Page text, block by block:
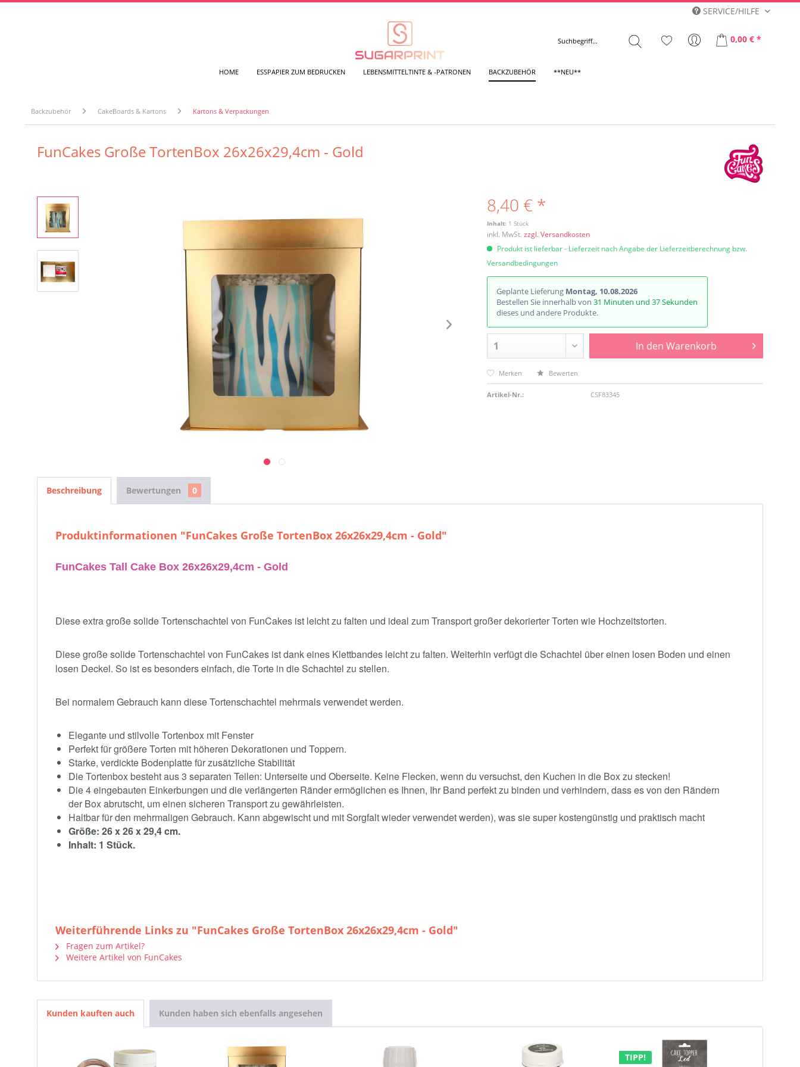
SERVICE/HILFE
0,00 € *
HOME ESSPAPIER ZUM BEDRUCKEN LEBENSMITTELTINTE & -PATRONEN BACKZUBEHÖR **NEU**
Backzubehör CakeBoards & Kartons Kartons & Verpackungen
FunCakes Große TortenBox 26x26x29,4cm - Gold
8,40 € *
Inhalt: 1 Stück
inkl. MwSt.zzgl. Versandkosten
Produkt ist lieferbar - Lieferzeit nach Angabe der Lieferzeitberechnung bzw.
Versandbedingungen
Geplante Lieferung Montag, 10.08.2026
Bestellen Sie innerhalb von31 Minuten und 37 Sekunden
dieses und andere Produkte.
In den Warenkorb
Merken Bewerten
Artikel-Nr.: CSF83345
Beschreibung Bewertungen 0
Produktinformationen "FunCakes Große TortenBox 26x26x29,4cm - Gold"
FunCakes Tall Cake Box 26x26x29,4cm - Gold
Diese extra große solide Tortenschachtel von FunCakes ist leicht zu falten und ideal zum Transport großer dekorierter Torten wie Hochzeitstorten.
Diese große solide Tortenschachtel von FunCakes ist dank eines Klettbandes leicht zu falten. Weiterhin verfügt die Schachtel über einen losen Boden und einen
losen Deckel. So ist es besonders einfach, die Torte in die Schachtel zu stellen.
Bei normalem Gebrauch kann diese Tortenschachtel mehrmals verwendet werden.
Elegante und stilvolle Tortenbox mit Fenster
Perfekt für größere Torten mit höheren Dekorationen und Toppern.
Starke, verdickte Bodenplatte für zusätzliche Stabilität
Die Tortenbox besteht aus 3 separaten Teilen: Unterseite und Oberseite. Keine Flecken, wenn du versuchst, den Kuchen in die Box zu stecken!
Die 4 eingebauten Einkerbungen und die verlängerten Ränder ermöglichen es Ihnen, Ihr Band perfekt zu binden und verhindern, dass es von den Rändern
der Box abrutscht, um einen sicheren Transport zu gewährleisten.
Haltbar für den mehrmaligen Gebrauch. Kann abgewischt und mit Sorgfalt wieder verwendet werden), was sie super kostengünstig und praktisch macht
Größe: 26 x 26 x 29,4 cm.
Inhalt: 1 Stück.
Weiterführende Links zu "FunCakes Große TortenBox 26x26x29,4cm - Gold"
Fragen zum Artikel?
Weitere Artikel von FunCakes
Kunden kauften auch Kunden haben sich ebenfalls angesehen
TIPP!